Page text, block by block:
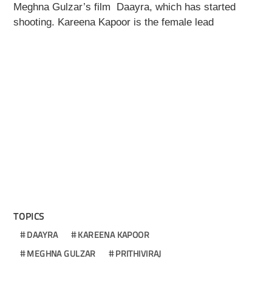
Meghna Gulzar’s film Daayra, which has started
shooting. Kareena Kapoor is the female lead
TOPICS
DAAYRA
KAREENA KAPOOR
MEGHNA GULZAR
PRITHIVIRAJ